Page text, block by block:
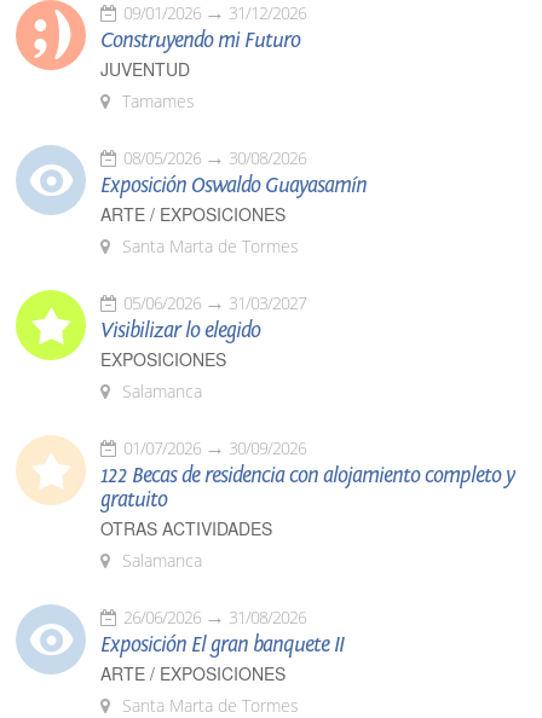
09/01/2026 31/12/2026
Construyendo mi Futuro
JUVENTUD
Tamames
08/05/2026 30/08/2026
Exposición Oswaldo Guayasamín
ARTE / EXPOSICIONES
Santa Marta de Tormes
05/06/2026 31/03/2027
Visibilizar lo elegido
EXPOSICIONES
Salamanca
01/07/2026 30/09/2026
122 Becas de residencia con alojamiento completo y
gratuito
OTRAS ACTIVIDADES
Salamanca
26/06/2026 31/08/2026
Exposición El gran banquete II
ARTE / EXPOSICIONES
Santa Marta de Tormes